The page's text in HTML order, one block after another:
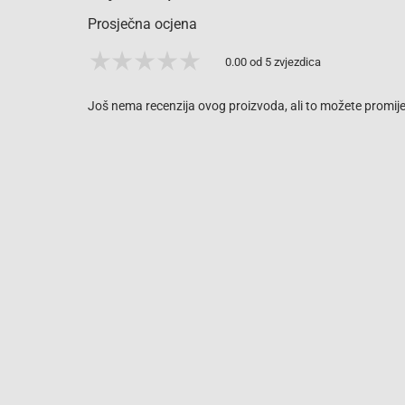
Prosječna ocjena
0.00 od 5 zvjezdica
Još nema recenzija ovog proizvoda, ali to možete